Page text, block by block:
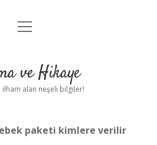
Politikası
Yasal Uyarı
menüyü
ve Hikaye
ilham alan neşeli bilgiler!
paketi kimlere verilir